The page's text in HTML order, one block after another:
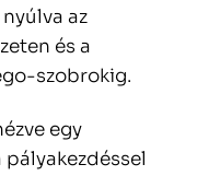
az
és a
szobrokig.
egy